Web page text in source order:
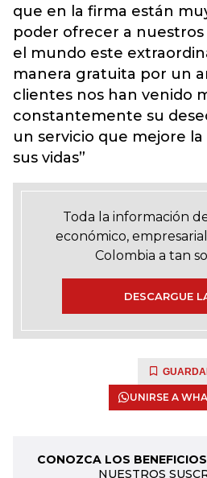
que en la firma están
poder ofrecer a
el mundo este
manera gratuita por un
clientes nos han venido
constantemente su
un servicio que mejore
sus vidas”
Toda la información
económico,
Colombia a tan
DESCARGUE
UNIRSE A
CONOZCA LOS
NUESTROS